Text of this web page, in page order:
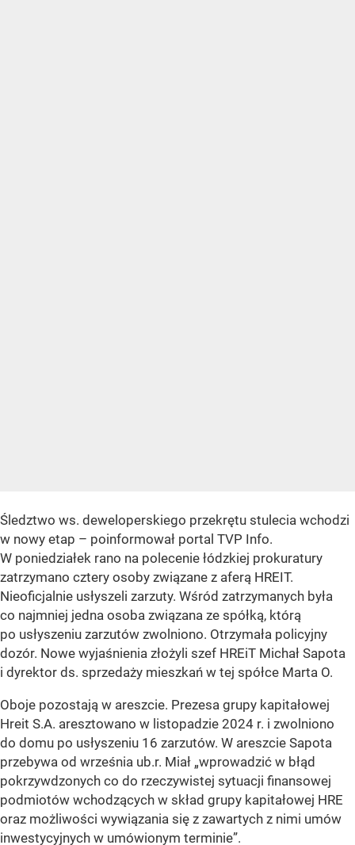
Śledztwo ws. deweloperskiego przekrętu stulecia wchodzi
w nowy etap – poinformował portal TVP Info.
W poniedziałek rano na polecenie łódzkiej prokuratury
zatrzymano cztery osoby związane z aferą HREIT.
Nieoficjalnie usłyszeli zarzuty. Wśród zatrzymanych była
co najmniej jedna osoba związana ze spółką, którą
po usłyszeniu zarzutów zwolniono. Otrzymała policyjny
dozór. Nowe wyjaśnienia złożyli szef HREiT Michał Sapota
i dyrektor ds. sprzedaży mieszkań w tej spółce Marta O.
Oboje pozostają w areszcie. Prezesa grupy kapitałowej
Hreit S.A. aresztowano w listopadzie 2024 r. i zwolniono
do domu po usłyszeniu 16 zarzutów. W areszcie Sapota
przebywa od września ub.r. Miał „wprowadzić w błąd
pokrzywdzonych co do rzeczywistej sytuacji finansowej
podmiotów wchodzących w skład grupy kapitałowej HRE
oraz możliwości wywiązania się z zawartych z nimi umów
inwestycyjnych w umówionym terminie”.